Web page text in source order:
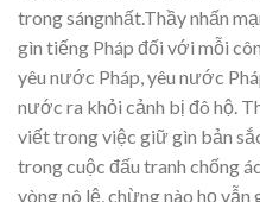
trong sángnhất.Thầy nhấn
gìn tiếng Pháp đối với mỗi
yêu nước Pháp, yêu nước
nước ra khỏi cảnh bị đô hộ.
viết trong việc giữ gìn bản
trong cuộc đấu tranh chống
vòng nô lệ, chừng nào họ